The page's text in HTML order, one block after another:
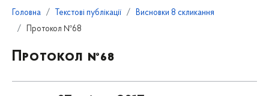
Головна Текстові публікації
Висновки 8 скликання
Протокол №68
Протокол №68